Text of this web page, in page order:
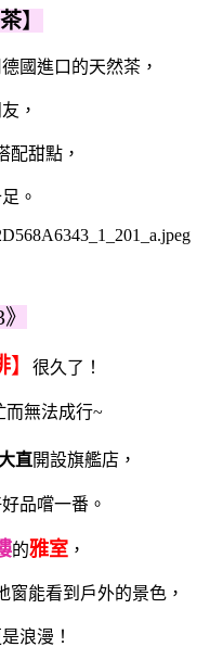
】
國進口的天然茶，
，
配甜點，
。
】 很久了！
而無法成行~
大直開設旗艦店，
品嚐一番。
的雅室，
窗能看到戶外的景色，
浪漫！